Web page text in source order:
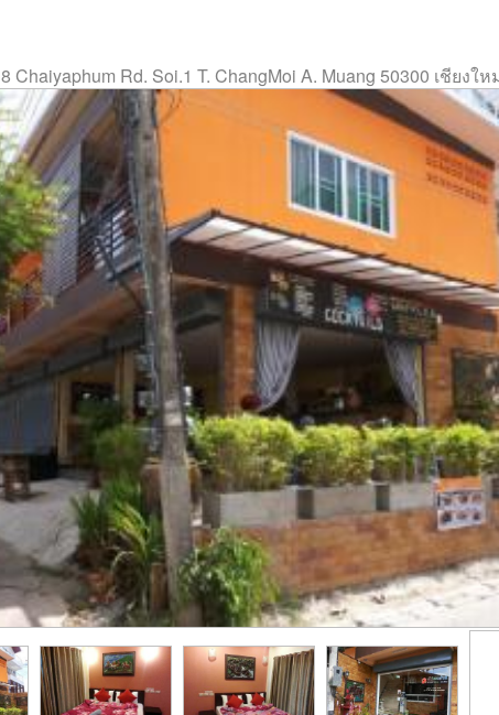
8 Chaiyaphum Rd. Soi.1 T. ChangMoi A. Muang 50300 เชียงให